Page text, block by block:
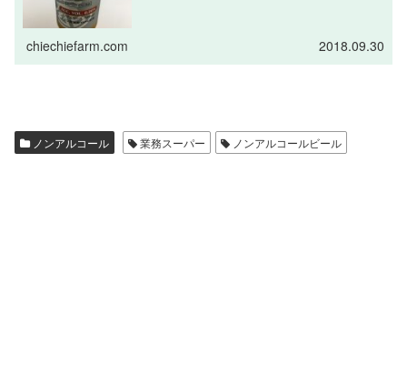
chiechiefarm.com 2018.09.30
ノンアルコール 業務スーパー ノンアルコールビール